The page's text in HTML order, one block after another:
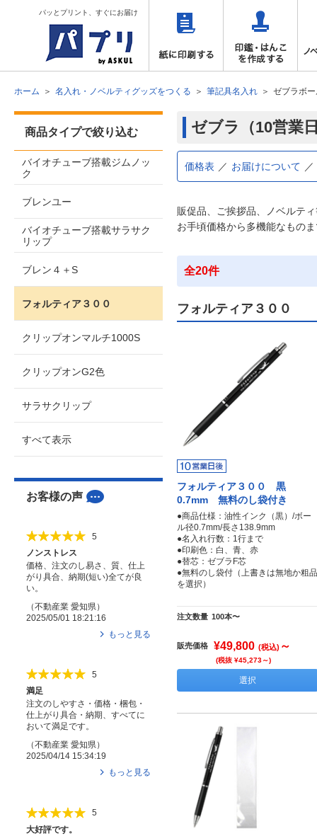
パッとプリント、すぐにお届け
ホーム 名入れ・ノベルティグッズをつくる 筆記具名入れ ゼブラボ
ゼブラ（10営業
価格表 お届けについて
販促品、ご挨拶品、ノベルテ
お手頃価格から多機能なもの
全20件
フォルティア３００
フォルティア３００ 黒
0.7mm 無料のし袋付き
●商品仕様：油性インク（黒）/ボー
ル径0.7mm/長さ138.9mm
●名入れ行数：1行まで
●印刷色：白、青、赤
●替芯：ゼブラF芯
●無料のし袋付（上書きは無地か粗品
を選択）
注文数量 100本〜
販売価格 ¥49,800 (税込) ～
(税抜 ¥45,273～)
選択
商品タイプで絞り込む
バイオチューブ搭載ジムノッ
ク
ブレンユー
バイオチューブ搭載サラサク
リップ
ブレン４＋S
フォルティア３００
クリップオンマルチ1000S
クリップオンG2色
サラサクリップ
すべて表示
お客様の声
5
ノンストレス
価格、注文のし易さ、質、仕上
がり具合、納期(短い)全てが良
い。
（不動産業 愛知県 ）
2025/05/01 18:21:16
もっと見る
5
満足
注文のしやすさ・価格・梱包・
仕上がり具合・納期、すべてに
おいて満足です。
（不動産業 愛知県）
2025/04/14 15:34:19
もっと見る
5
大好評です。